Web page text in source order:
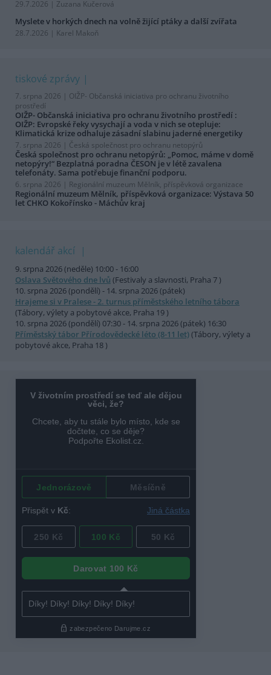
29.7.2026 | Zuzana Kučerová
Myslete v horkých dnech na volně žijící ptáky a další zvířata
28.7.2026 | Karel Makoň
tiskové zprávy
7. srpna 2026 | OIŽP- Občanská iniciativa pro ochranu životního
prostředí
OIŽP- Občanská iniciativa pro ochranu životního prostředí :
OIŽP: Evropské řeky vysychají a voda v nich se otepluje:
Klimatická krize odhaluje zásadní slabinu jaderné energetiky
7. srpna 2026 | Česká společnost pro ochranu netopýrů
Česká společnost pro ochranu netopýrů: „Pomoc, máme v domě
netopýry!“ Bezplatná poradna ČESON je v létě zavalena
telefonáty. Sama potřebuje finanční podporu.
6. srpna 2026 | Regionální muzeum Mělník, příspěvková organizace
Regionální muzeum Mělník, příspěvková organizace: Výstava 50
let CHKO Kokořínsko - Máchův kraj
kalendář akcí
9. srpna 2026 (neděle) 10:00 - 16:00
Oslava Světového dne lvů (Festivaly a slavnosti, Praha 7 )
10. srpna 2026 (pondělí) - 14. srpna 2026 (pátek)
Hrajeme si v Pralese - 2. turnus příměstského letního tábora
(Tábory, výlety a pobytové akce, Praha 19 )
10. srpna 2026 (pondělí) 07:30 - 14. srpna 2026 (pátek) 16:30
Příměstský tábor Přírodovědecké léto (8-11 let)(Tábory, výlety a
pobytové akce, Praha 18 )